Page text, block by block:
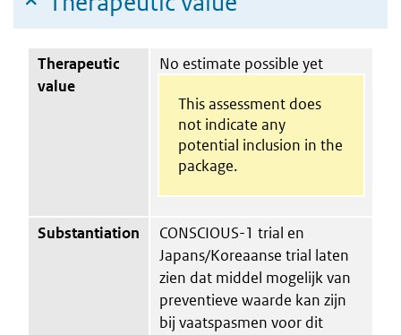
Therapeutic
value
No estimate possible yet
This assessment does
not indicate any
potential inclusion in the
package.
Substantiation
CONSCIOUS-1 trial en
Japans/Koreaanse trial laten
zien dat middel mogelijk van
preventieve waarde kan zijn
bij vaatspasmen voor dit